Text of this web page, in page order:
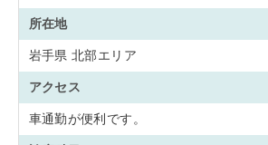
所在地
岩手県 北部エリア
アクセス
車通勤が便利です。